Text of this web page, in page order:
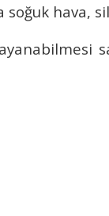
soğuk hava,